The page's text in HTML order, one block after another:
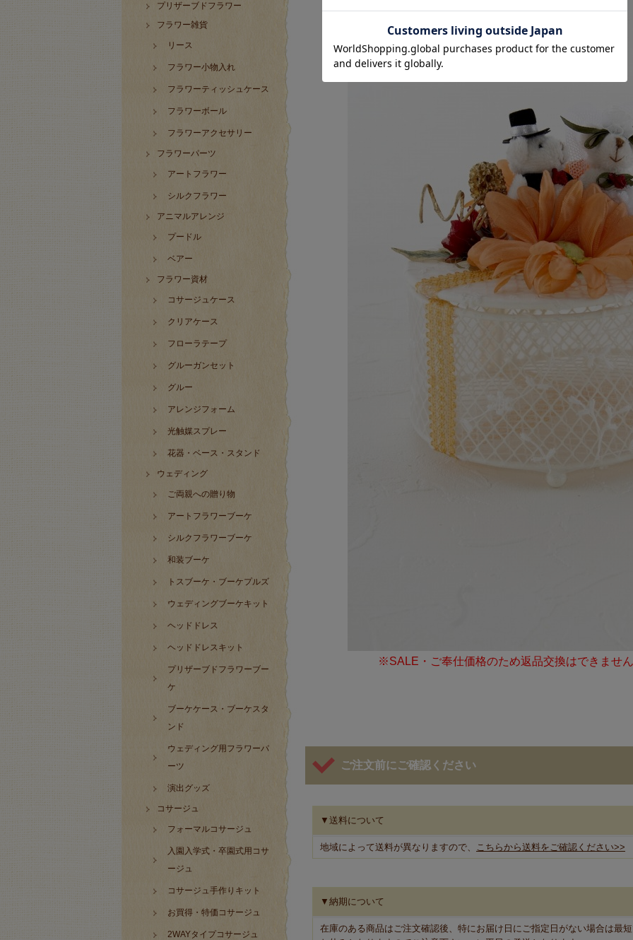
※SALE・ご奉仕価格のため返品交換はできませ
ご注文前にご確認ください
▼送料について
地域によって送料が異なりますので、 こちらから送料をご確認ください>>
▼納期について
在庫のある商品はご注文確認後、特にお届け日にご指定日がない場合は最
プリザーブドフラワー
フラワー雑貨
リース
フラワー小物入れ
フラワーティッシュケース
フラワーボール
フラワーアクセサリー
フラワーパーツ
アートフラワー
シルクフラワー
アニマルアレンジ
プードル
ベアー
フラワー資材
コサージュケース
クリアケース
フローラテープ
グルーガンセット
グルー
アレンジフォーム
光触媒スプレー
花器・ベース・スタンド
ウェディング
ご両親への贈り物
アートフラワーブーケ
シルクフラワーブーケ
和装ブーケ
トスブーケ・ブーケプルズ
ウェディングブーケキット
ヘッドドレス
ヘッドドレスキット
プリザーブドフラワーブー
ケ
ブーケケース・ブーケスタ
ンド
ウェディング用フラワーパ
ーツ
演出グッズ
コサージュ
フォーマルコサージュ
入園入学式・卒園式用コサ
ージュ
コサージュ手作りキット
お買得・特価コサージュ
2WAYタイプコサージュ